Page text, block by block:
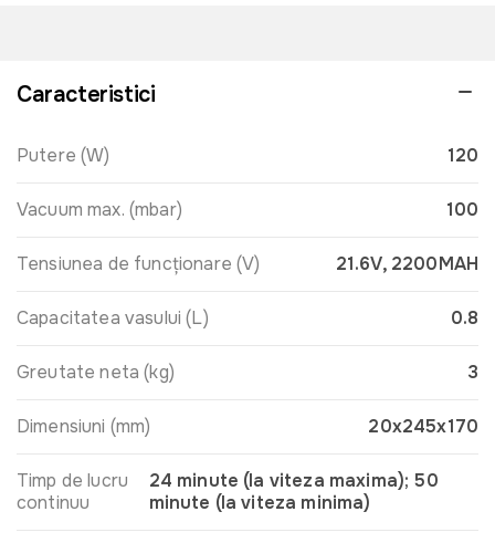
Caracteristici
Putere (W) 120
Vacuum max. (mbar) 100
Tensiunea de funcționare (V) 21.6V, 2200MAH
Capacitatea vasului (L) 0.8
Greutate neta (kg) 3
Dimensiuni (mm) 20x245x170
Timp de lucru
continuu
24 minute (la viteza maxima); 50
minute (la viteza minima)